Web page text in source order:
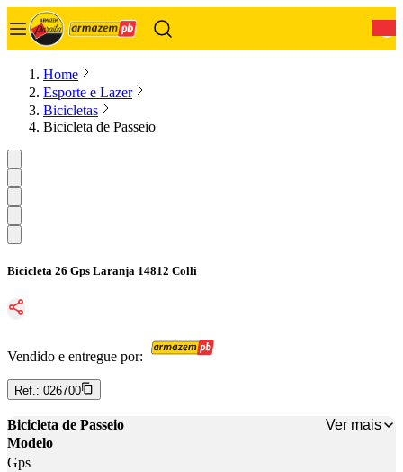
Home
Esporte e Lazer
Bicicletas
Bicicleta de Passeio
Bicicleta 26 Gps Laranja 14812 Colli
Vendido e entregue por:
Ref.: 026700
Bicicleta de Passeio
Ver mais
Modelo
Gps